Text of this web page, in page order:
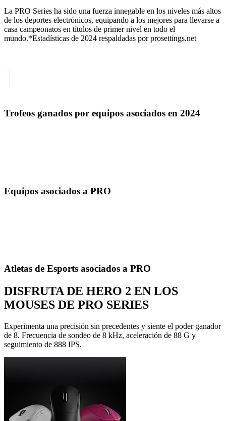
La PRO Series ha sido una fuerza innegable en los niveles más altos
de los deportes electrónicos, equipando a los mejores para llevarse a
casa campeonatos en títulos de primer nivel en todo el
mundo.*Estadísticas de 2024 respaldadas por prosettings.net
Trofeos ganados por equipos asociados en 2024
Equipos asociados a PRO
Atletas de Esports asociados a PRO
DISFRUTA DE HERO 2 EN LOS
MOUSES DE PRO SERIES
Experimenta una precisión sin precedentes y siente el poder ganador
de 8. Frecuencia de sondeo de 8 kHz, aceleración de 88 G y
seguimiento de 888 IPS.